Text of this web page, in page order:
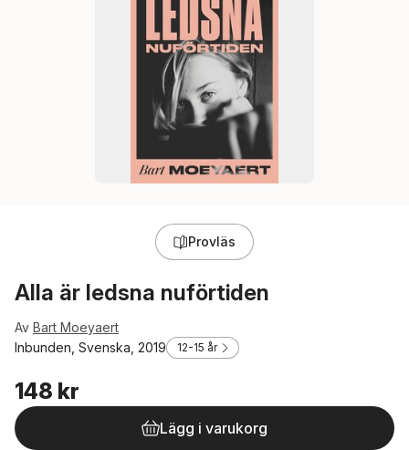
Provläs
Alla är ledsna nuförtiden
Av Bart Moeyaert
Inbunden, Svenska, 2019
12-15 år
148 kr
Lägg i varukorg